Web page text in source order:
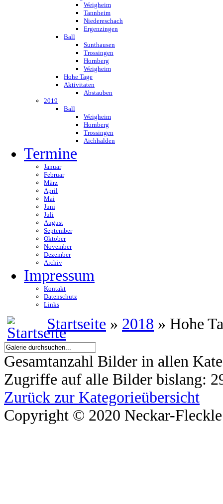
Weigheim
Tannheim
Niedereschach
Ergenzingen
Ball
Sunthausen
Trossingen
Hornberg
Weigheim
Hohe Tage
Aktivitaten
Abstauben
2019
Ball
Weigheim
Hornberg
Trossingen
Aichhalden
Termine
Januar
Februar
März
April
Mai
Juni
Juli
August
September
Oktober
November
Dezember
Archiv
Impressum
Kontakt
Datenschutz
Links
Startseite » 2018 » Hohe
Gesamtanzahl Bilder in allen
Zugriffe auf alle Bilder bislang:
Zurück zur Kategorieübersicht
Copyright © 2020 Neckar-